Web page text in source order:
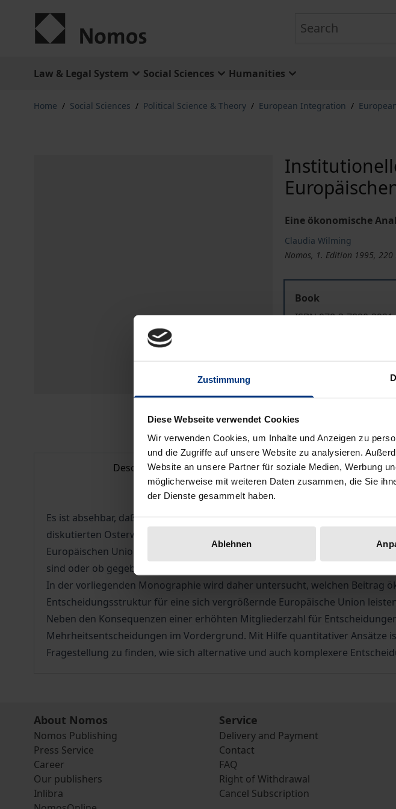
Zustimmung
Diese Webseite verwendet Cookies
Wir verwenden Cookies, um Inhalte und Anzeigen zu
und die Zugriffe auf unsere Website zu analysieren.
Website an unsere Partner für soziale Medien, Werbung
möglicherweise mit weiteren Daten zusammen, die Sie
der Dienste gesammelt haben.
Ablehnen
Law & Legal System Social Sciences Humanities
Home / Social Sciences / Political Science & Theory / European Integration /
Eine ökonomische
Claudia Wilming
Nomos, 1. Edition 1995, 220
Book
ISBN 978-3-7890-
Description Bibliographical
Es ist absehbar, daß mittelfristig die Zahl der Mitglieder der Europäischen
diskutierten Osterweiterung erheblich ansteigen wird. Diese
Europäischen Union auswirken. Damit stellt sich die Frage, ob die
sind oder ob gegebenenfalls eine Änderung des bisherigen Regelsystems
In der vorliegenden Monographie wird daher untersucht, welchen Beitrag
Entscheidungsstruktur für eine sich vergrößernde Europäische Union
Neben den Konsequenzen einer erhöhten Mitgliederzahl für
Mehrheitsentscheidungen im Vordergrund. Mit Hilfe quantitativer Ansätze
Fragestellung zu finden, wie sich alternative und auch komplexere
About Nomos
Nomos Publishing
Press Service
Career
Our publishers
Inlibra
Service
Delivery and Payment
Contact
FAQ
Right of Withdrawal
Cancel Subscription